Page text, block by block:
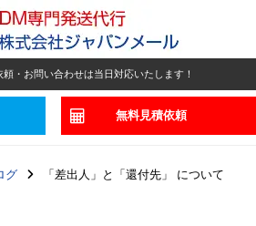
・お問い合わせは当日対応いたします！
無料見積依頼
グ 「差出人」と「還付先」 について